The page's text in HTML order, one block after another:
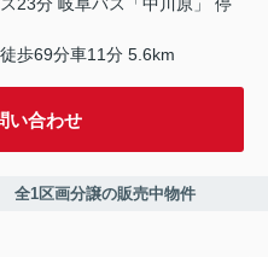
ス23分 岐阜バス「中川原」 停
徒歩69分車11分 5.6km
い合わせ
1区画分譲の販売中物件